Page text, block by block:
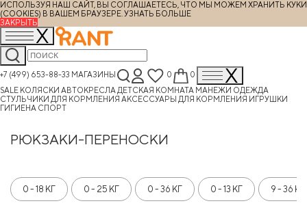
ИСПОЛЬЗУЯ НАШ САЙТ, ВЫ СОГЛАШАЕТЕСЬ, ЧТО МЫ МОЖЕМ ХРАНИТЬ КУКИ
(COOKIES) В ВАШЕМ БРАУЗЕРЕ. УЗНАТЬ БОЛЬШЕ
ЗАКРЫТЬ
+7 (499) 653-88-33 МАГАЗИНЫ 0
0
SALE КОЛЯСКИ АВТОКРЕСЛА ДЕТСКАЯ КОМНАТА МАНЕЖИ ОДЕЖДА
СТУЛЬЧИКИ ДЛЯ КОРМЛЕНИЯ АКСЕССУАРЫ ДЛЯ КОРМЛЕНИЯ ИГРУШКИ
ГИГИЕНА СПОРТ
РЮКЗАКИ-ПЕРЕНОСКИ
0 - 18 КГ 0 - 25 КГ 0 - 36 КГ 0 - 13 КГ 9 - 36 КГ